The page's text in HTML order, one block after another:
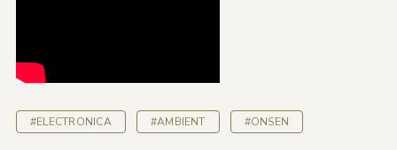
#ELECTRONICA #AMBIENT #ONSEN